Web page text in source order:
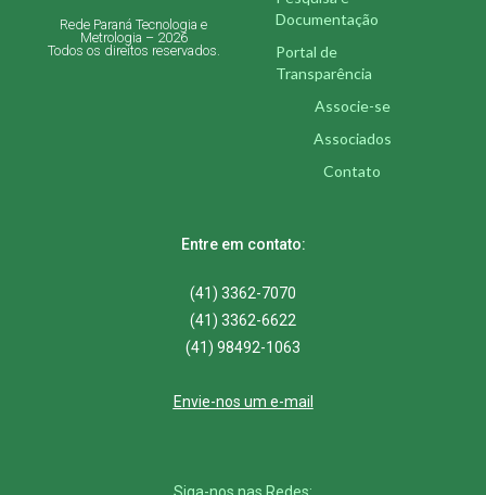
Rede Paraná Tecnologia e
Metrologia – 2026
Todos os direitos reservados.
Documentação
Portal de
Transparência
Associe-se
Associados
Contato
Entre em contato:
(41) 3362-7070
(41) 3362-6622
(41) 98492-1063
Envie-nos um e-mail